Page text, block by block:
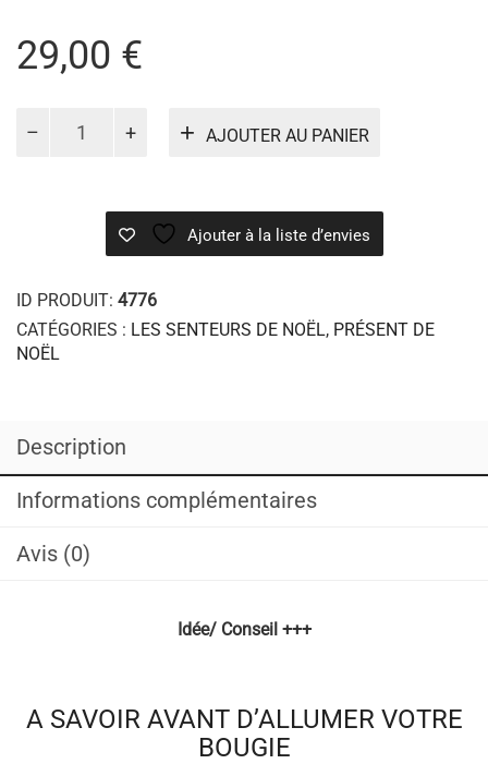
29,00 €
AJOUTER AU PANIER
Ajouter à la liste d’envies
ID PRODUIT: 4776
CATÉGORIES : LES SENTEURS DE NOËL, PRÉSENT DE
NOËL
Description
Informations complémentaires
Avis (0)
Idée/ Conseil +++
A SAVOIR AVANT D’ALLUMER VOTRE
BOUGIE